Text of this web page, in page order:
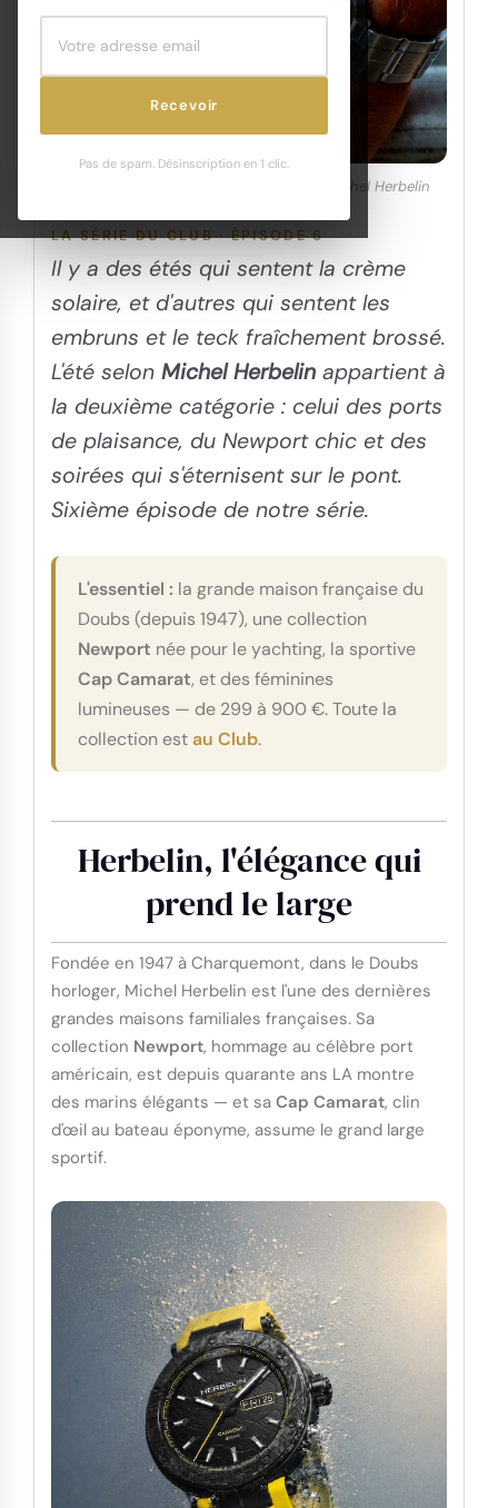
Recevoir
Pas de spam. Désinscription en 1 clic.
Main sur la rambarde, cap au large. © Michel Herbelin
LA SÉRIE DU CLUB · ÉPISODE 6
Il y a des étés qui sentent la crème
solaire, et d'autres qui sentent les
embruns et le teck fraîchement brossé.
L'été selon Michel Herbelin appartient à
la deuxième catégorie : celui des ports
de plaisance, du Newport chic et des
soirées qui s'éternisent sur le pont.
Sixième épisode de notre série.
L'essentiel : la grande maison française du
Doubs (depuis 1947), une collection
Newport née pour le yachting, la sportive
Cap Camarat, et des féminines
lumineuses — de 299 à 900 €. Toute la
collection estau Club.
Herbelin, l'élégance qui
prend le large
Fondée en 1947 à Charquemont, dans le Doubs
horloger, Michel Herbelin est l'une des dernières
grandes maisons familiales françaises. Sa
collection Newport, hommage au célèbre port
américain, est depuis quarante ans LA montre
des marins élégants — et sa Cap Camarat, clin
d'œil au bateau éponyme, assume le grand large
sportif.